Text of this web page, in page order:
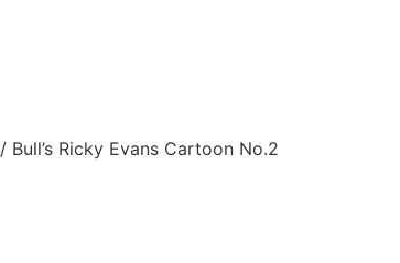
/ Bull’s Ricky Evans Cartoon No.2